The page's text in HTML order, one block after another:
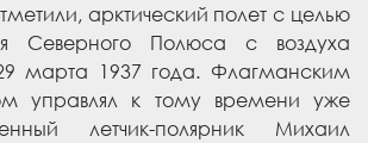
арктический полет с целью
Северного Полюса с воздуха
марта 1937 года. Флагманским
управлял к тому времени уже
летчик-полярник Михаил